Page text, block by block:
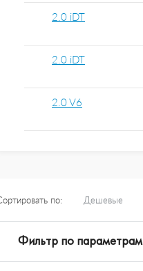
2.0 iDT
2.0 iDT
2.0 V6
по: Дешевые
Фильтр по параметрам